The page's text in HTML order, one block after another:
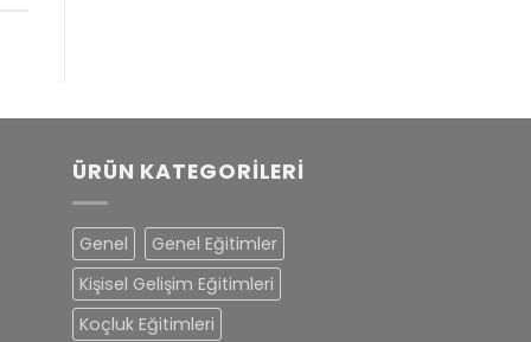
ÜRÜN KATEGORILERI
Genel
Genel Eğitimler
Kişisel Gelişim Eğitimleri
Koçluk Eğitimleri